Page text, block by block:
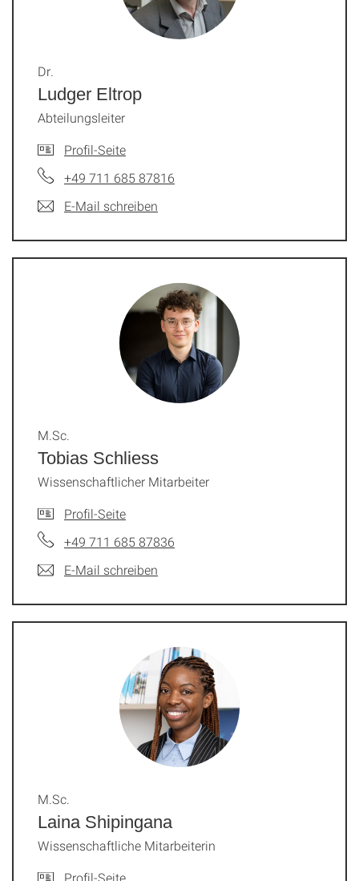
Ludger Eltrop
Dr.
Abteilungsleiter
Profil-Seite
+49 711 685 87816
E-Mail schreiben
Tobias Schliess
M.Sc.
Wissenschaftlicher Mitarbeiter
Profil-Seite
+49 711 685 87836
E-Mail schreiben
Laina Shipingana
M.Sc.
Wissenschaftliche Mitarbeiterin
Profil-Seite